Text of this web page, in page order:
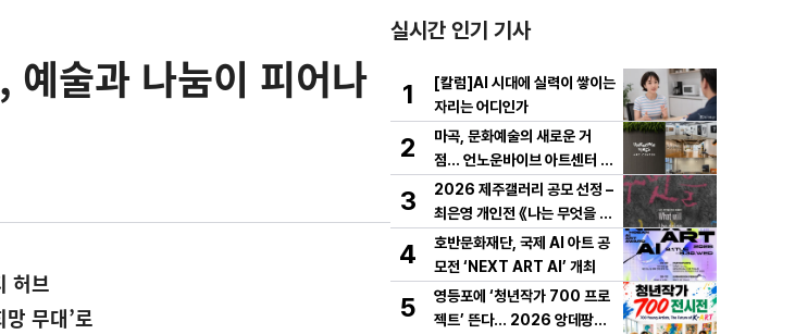
예술과 나눔이 피어나
허브
무대’로
실시간 인기 기사
1
[칼럼]AI 시대에 실력이 쌓이는
자리는 어디인가
2
마곡, 문화예술의 새로운 거
점… 언노운바이브 아트센터 개
관
3
2026 제주갤러리 공모 선정 –
최은영 개인전 《나는 무엇을 하
다 죽을까》 개최
4
호반문화재단, 국제 AI 아트 공
모전 ‘NEXT ART AI’ 개최
5
영등포에 ‘청년작가 700 프로
젝트’ 뜬다… 2026 앙데팡당K